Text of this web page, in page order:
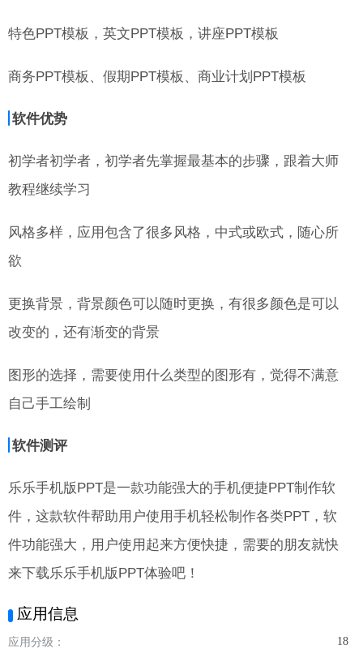
特色PPT模板，英文PPT模板，讲座PPT模板
商务PPT模板、假期PPT模板、商业计划PPT模板
软件优势
初学者初学者，初学者先掌握最基本的步骤，跟着大师
教程继续学习
风格多样，应用包含了很多风格，中式或欧式，随心所
欲
更换背景，背景颜色可以随时更换，有很多颜色是可以
改变的，还有渐变的背景
图形的选择，需要使用什么类型的图形有，觉得不满意
自己手工绘制
软件测评
乐乐手机版PPT是一款功能强大的手机便捷PPT制作软
件，这款软件帮助用户使用手机轻松制作各类PPT，软
件功能强大，用户使用起来方便快捷，需要的朋友就快
来下载乐乐手机版PPT体验吧！
应用信息
应用分级： 18